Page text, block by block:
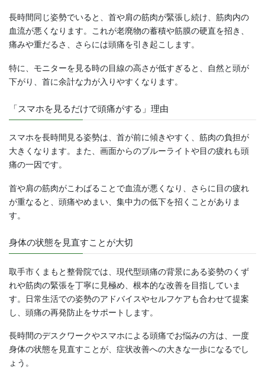
長時間同じ姿勢でいると、首や肩の筋肉が緊張し続け、筋肉内の
血流が悪くなります。これが老廃物の蓄積や筋膜の硬直を招き、
痛みや重だるさ、さらには頭痛を引き起こします。
特に、モニターを見る時の目線の高さが低すぎると、自然と頭が
下がり、首に余計な力が入りやすくなります。
「スマホを見るだけで頭痛がする」理由
スマホを長時間見る姿勢は、首が前に傾きやすく、筋肉の負担が
大きくなります。また、画面からのブルーライトや目の疲れも頭
痛の一因です。
首や肩の筋肉がこわばることで血流が悪くなり、さらに目の疲れ
が重なると、頭痛やめまい、集中力の低下を招くことがありま
す。
身体の状態を見直すことが大切
取手市くまもと整骨院では、現代型頭痛の背景にある姿勢のくず
れや筋肉の緊張を丁寧に見極め、根本的な改善を目指していま
す。日常生活での姿勢のアドバイスやセルフケアも合わせて提案
し、頭痛の再発防止をサポートします。
長時間のデスクワークやスマホによる頭痛でお悩みの方は、一度
身体の状態を見直すことが、症状改善への大きな一歩になるでし
ょう。